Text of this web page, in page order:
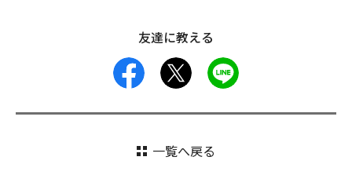
友達に教える
facebook
一覧へ戻る